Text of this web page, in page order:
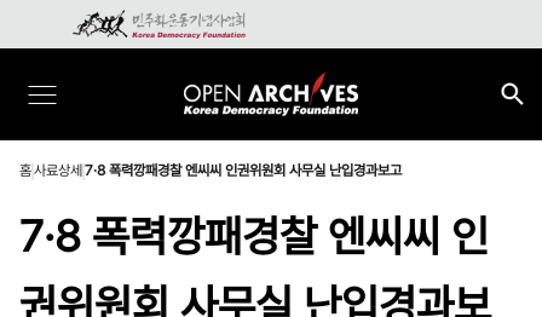
홈사료상세 7·8 폭력깡패경찰 엔씨씨 인권위원회 사무실 난입경과보고
7·8 폭력깡패경찰 엔씨씨 인
권위원회 사무실 난입경과보